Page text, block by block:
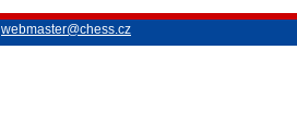
webmaster@chess.cz